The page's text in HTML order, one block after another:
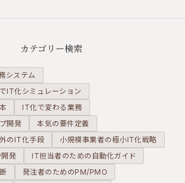
認している
の導入を検
討する価値
がありま
す。CRMと
混同されが
ちですが、
SFAは営業
活動そのも
のを管理す
るツールで
す。
5時間前後
理します。
カテゴリー検索
システム
IT化シミュレーション
IT化で変わる業務
開発
本気の要件定義
のIT化手段
小規模事業者の極小IT化戦略
発
IT担当者のための自動化ガイド
発注者のためのPM/PMO